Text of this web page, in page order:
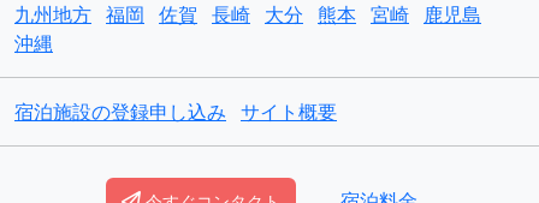
九州地方 福岡 佐賀 長崎 大分 熊本 宮崎
鹿児島
沖縄
宿泊施設の登録申し込み サイト概要
© CopyrightACO貸別荘コテージ